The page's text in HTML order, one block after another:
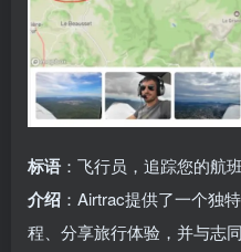
标语 ：飞行员，追踪您的航班
介绍 ：Airtrac提供了一个独
程、分享旅行体验，并与志